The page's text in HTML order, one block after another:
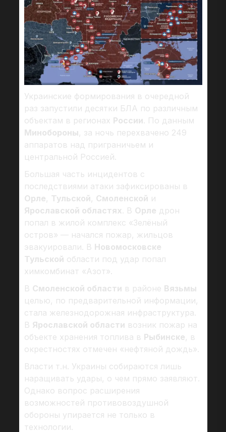
Украинские формирования в очередной
раз запустили десятки БЛА по различным
объектам в регионах России. По данным
Минобороны, за ночь перехвачено 249
аппаратов над приграничьем и
центральной Россией.
Большая часть инцидентов с
последствиями атаки зафиксированы в
Орле, Тульской, Смоленской и
Ярославской областях. В Орле дрон
попал в жилой комплекс «Зелёный
остров» — начался пожар, жильцов
эвакуировали. В Новомосковске
Тульской области под удар попал
химкомбинат «Азот».
В Смоленской области в районе Вязьмы
целью, по предварительной информации,
стала железнодорожная инфраструктура.
В Ярославской области возник пожар на
объекте хранения топлива в Рыбинске, в
окрестностях отмечен «нефтяной дождь».
Власти т.н. Украины собираются лишь
наращивать удары, о чем прямо заявляют.
Однако вопрос расширения
возможностей противовоздушной
обороны упирается не только в
технологии.